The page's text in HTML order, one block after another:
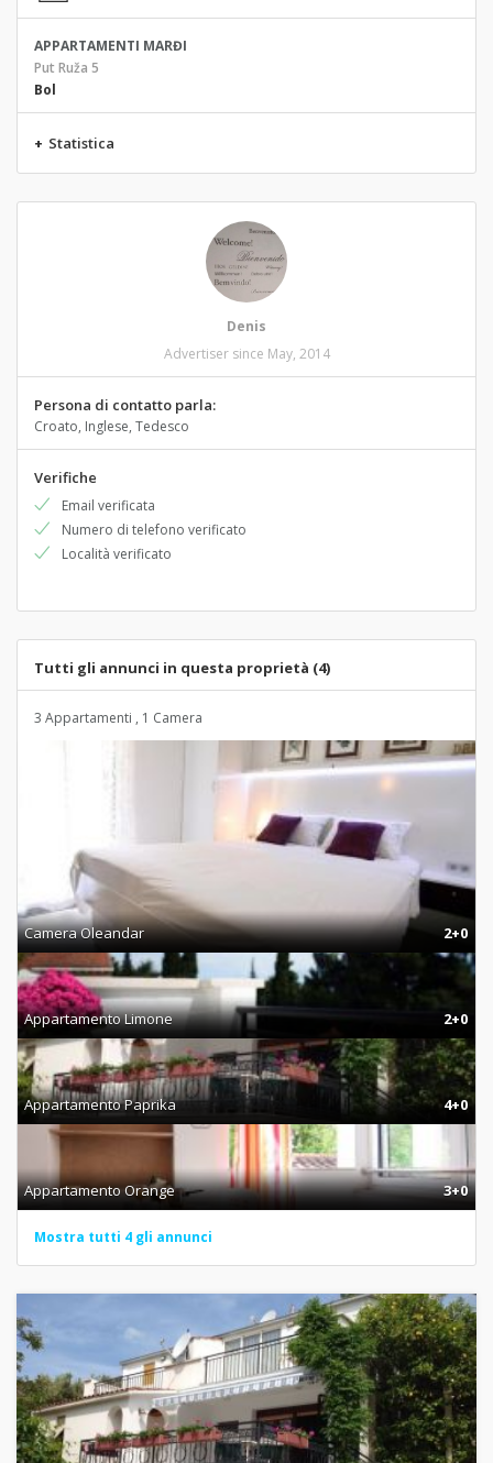
APPARTAMENTI MARĐI
Put Ruža 5
Bol
+ Statistica
Denis
Advertiser since May, 2014
Persona di contatto parla:
Croato, Inglese, Tedesco
Verifiche
Email verificata
Numero di telefono verificato
Località verificato
Tutti gli annunci in questa proprietà (4)
3 Appartamenti , 1 Camera
Camera Oleandar 2+0
Appartamento Limone 2+0
Appartamento Paprika 4+0
Appartamento Orange 3+0
Mostra tutti 4 gli annunci